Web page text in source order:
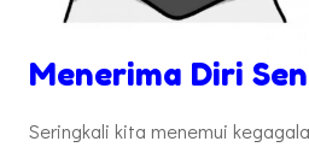
Menerima Diri
Seringkali kita menemui